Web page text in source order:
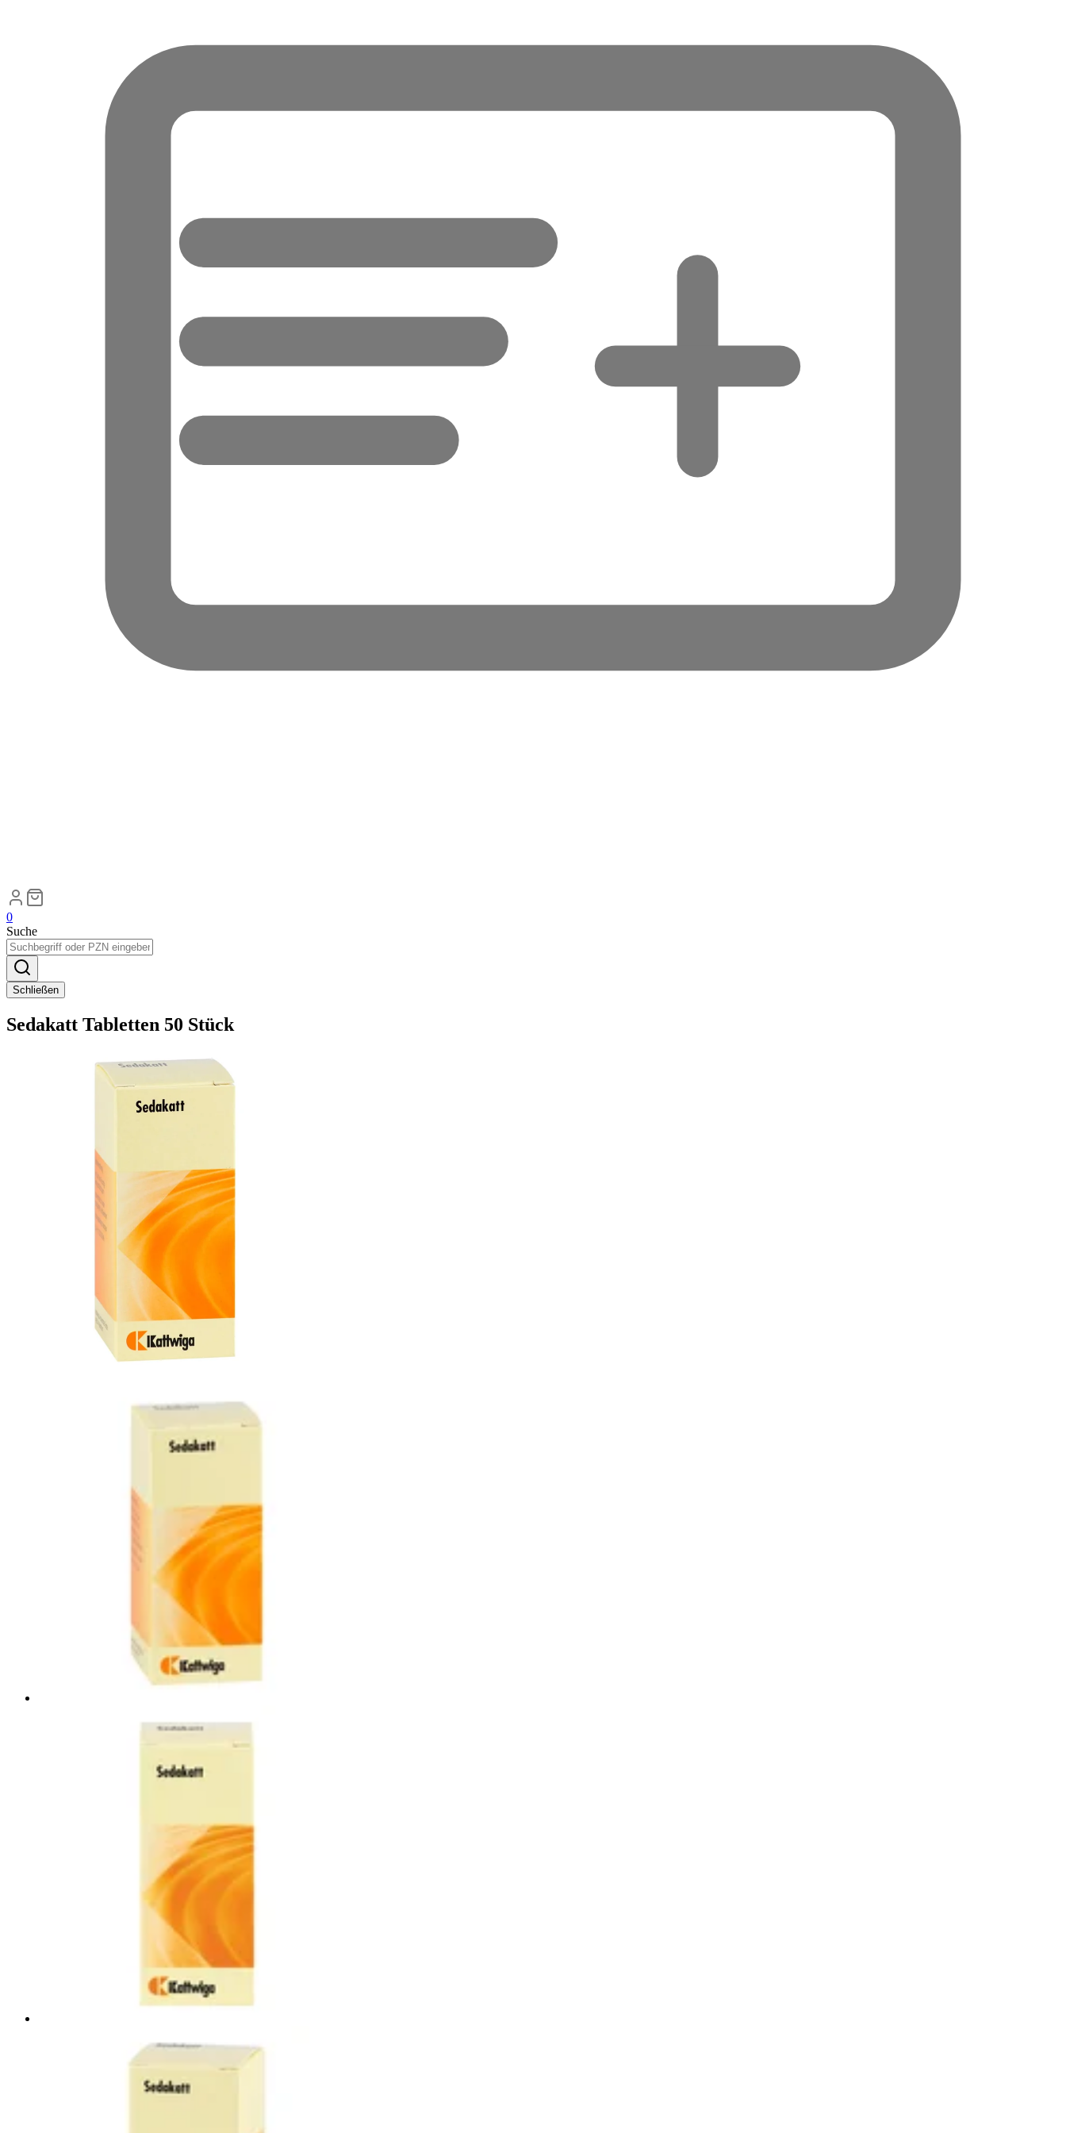
0
Suche
Schließen
Sedakatt Tabletten 50 Stück